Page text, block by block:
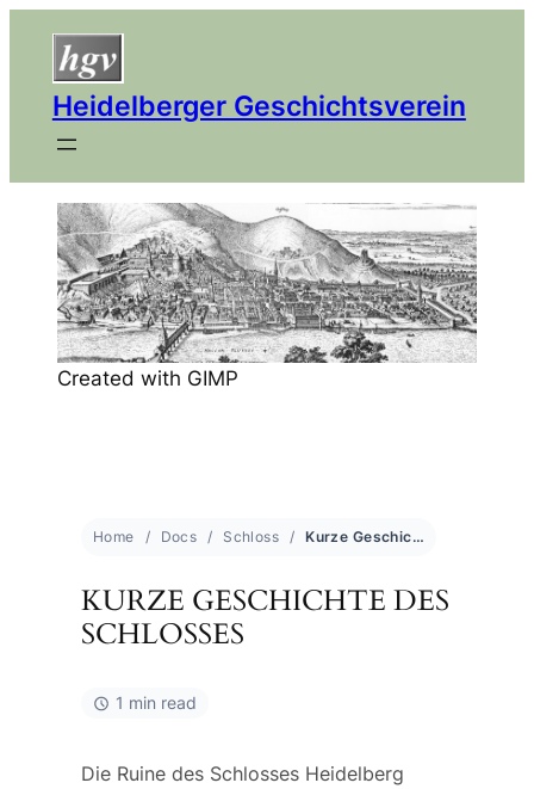
Heidelberger Geschichtsverein
Created with GIMP
Home Docs Schloss Kurze Geschichte des Schlosses
KURZE GESCHICHTE DES
SCHLOSSES
1 min read
Die Ruine des Schlosses Heidelberg